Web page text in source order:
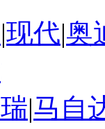
|现代|奥
|马自